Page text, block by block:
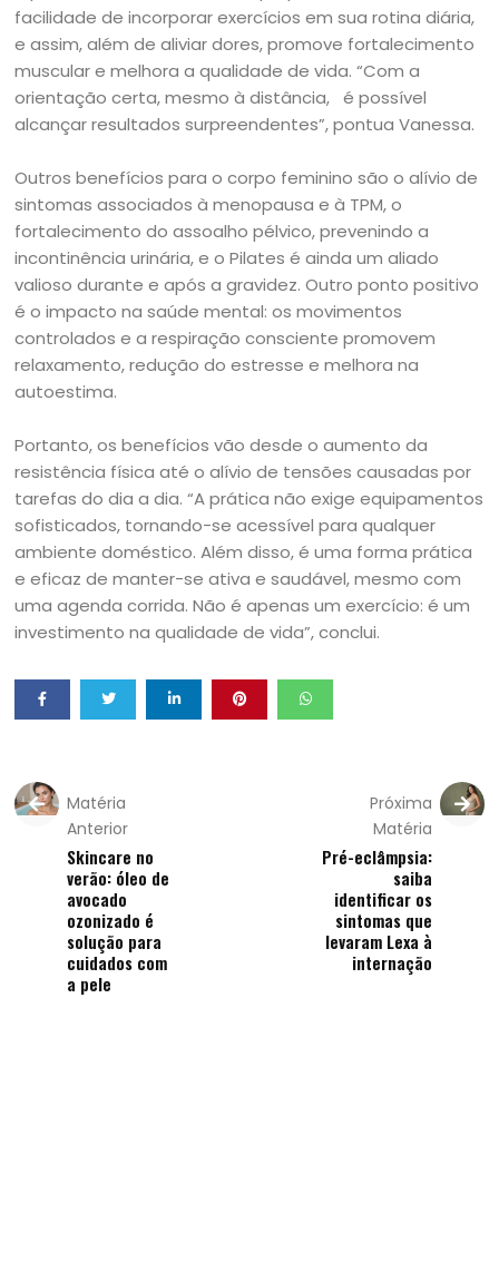
facilidade de incorporar exercícios em sua rotina diária,
e assim, além de aliviar dores, promove fortalecimento
muscular e melhora a qualidade de vida. “Com a
orientação certa, mesmo à distância, é possível
alcançar resultados surpreendentes”, pontua Vanessa.
Outros benefícios para o corpo feminino são o alívio de
sintomas associados à menopausa e à TPM, o
fortalecimento do assoalho pélvico, prevenindo a
incontinência urinária, e o Pilates é ainda um aliado
valioso durante e após a gravidez. Outro ponto positivo
é o impacto na saúde mental: os movimentos
controlados e a respiração consciente promovem
relaxamento, redução do estresse e melhora na
autoestima.
Portanto, os benefícios vão desde o aumento da
resistência física até o alívio de tensões causadas por
tarefas do dia a dia. “A prática não exige equipamentos
sofisticados, tornando-se acessível para qualquer
ambiente doméstico. Além disso, é uma forma prática
e eficaz de manter-se ativa e saudável, mesmo com
uma agenda corrida. Não é apenas um exercício: é um
investimento na qualidade de vida”, conclui.
Matéria
Anterior
Skincare no
verão: óleo de
avocado
ozonizado é
solução para
cuidados com
a pele
Próxima
Matéria
Pré-eclâmpsia:
saiba
identificar os
sintomas que
levaram Lexa à
internação